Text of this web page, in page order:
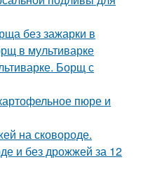
без зажарки в
в мультиварке
Борщ с
пюре и
на сковороде.
и без дрожжей за 12